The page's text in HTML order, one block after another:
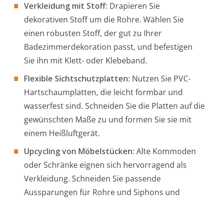
Verkleidung mit Stoff: Drapieren Sie
dekorativen Stoff um die Rohre. Wählen Sie
einen robusten Stoff, der gut zu Ihrer
Badezimmerdekoration passt, und befestigen
Sie ihn mit Klett- oder Klebeband.
Flexible Sichtschutzplatten: Nutzen Sie PVC-
Hartschaumplatten, die leicht formbar und
wasserfest sind. Schneiden Sie die Platten auf die
gewünschten Maße zu und formen Sie sie mit
einem Heißluftgerät.
Upcycling von Möbelstücken: Alte Kommoden
oder Schränke eignen sich hervorragend als
Verkleidung. Schneiden Sie passende
Aussparungen für Rohre und Siphons und